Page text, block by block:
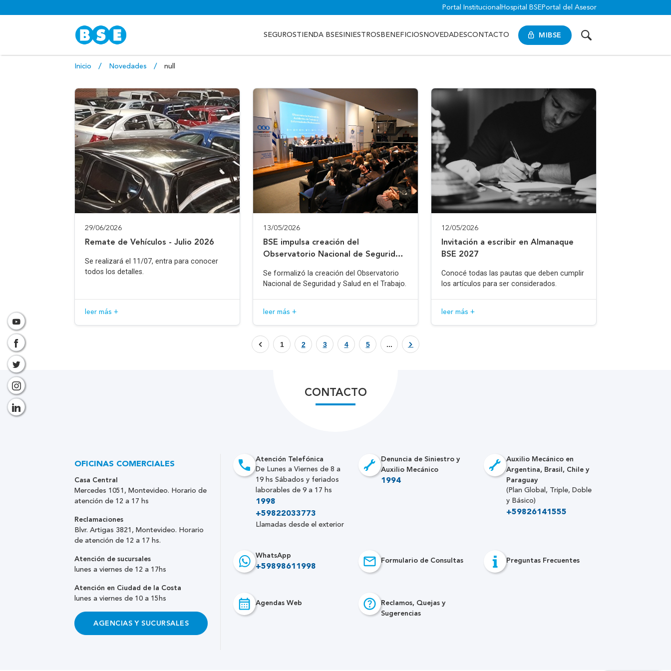
Portal Institucional Hospital BSE Portal del Asesor
MIBSE
SEGUROSTIENDA BSESINIESTROS BENEFICIOS NOVEDADESCONTACTO
Inicio Novedades null
29/06/2026
Remate de Vehículos - Julio 2026
Se realizará el 11/07, entra para conocer
todos los detalles.
leer más +
13/05/2026
BSE impulsa creación del
Observatorio Nacional de Seguridad
Se formalizó la creación del Observatorio
Nacional de Seguridad y Salud en el Trabajo.
leer más +
12/05/2026
Invitación a escribir en Almanaque
BSE 2027
Conocé todas las pautas que deben cumplir
los artículos para ser considerados.
leer más +
1 2 3 4 5 ...
CONTACTO
Atención Telefónica
De Lunes a Viernes de 8 a
19 hs Sábados y feriados
laborables de 9 a 17 hs
1998
+59822033773
Llamadas desde el exterior
Denuncia de Siniestro y
Auxilio Mecánico
1994
Auxilio Mecánico en
Argentina, Brasil, Chile y
Paraguay
(Plan Global, Triple, Doble
y Básico)
+59826141555
WhatsApp
+59898611998
Formulario de Consultas Preguntas Frecuentes
Agendas Web
Reclamos, Quejas y
Sugerencias
OFICINAS COMERCIALES
Casa Central
Mercedes 1051, Montevideo. Horario de
atención de 12 a 17 hs
Reclamaciones
Blvr. Artigas 3821, Montevideo. Horario
de atención de 12 a 17 hs.
Atención de sucursales
lunes a viernes de 12 a 17hs
Atención en Ciudad de la Costa
lunes a viernes de 10 a 15hs
AGENCIAS Y SUCURSALES